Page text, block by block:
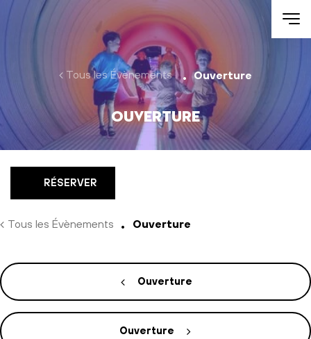
Aller au contenu
Tous les Évènements Ouverture
Ouverture
RÉSERVER
Tous les Évènements Ouverture
Ouverture
Ouverture